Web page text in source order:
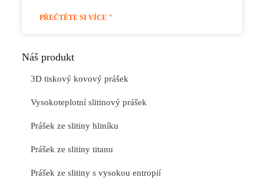
PŘEČTĚTE SI VÍCE "
Náš produkt
3D tiskový kovový prášek
Vysokoteplotní slitinový prášek
Prášek ze slitiny hliníku
Prášek ze slitiny titanu
Prášek ze slitiny s vysokou entropií